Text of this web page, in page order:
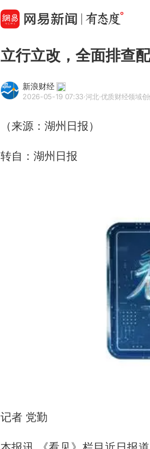
立行立改，全面排查
新浪财经
2026-05-19 07:33·河北·优质财经领域
（来源：湖州日报）
转自：湖州日报
记者 党勤